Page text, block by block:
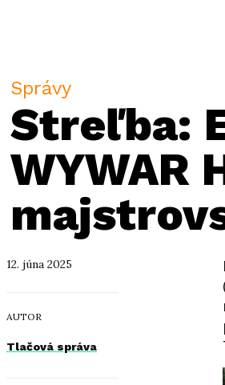
Správy
Streľba:
WYWAR
12. júna 2025
AUTOR
Tlačová správa